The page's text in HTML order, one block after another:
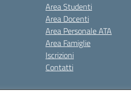
Area Studenti
Area Docenti
Area Personale ATA
Area Famiglie
Iscrizioni
Contatti